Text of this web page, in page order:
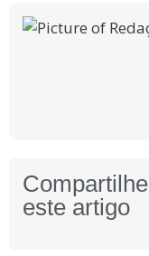
Compartilhe
este artigo